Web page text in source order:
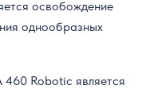
освобождение
однообразных
Robotic является